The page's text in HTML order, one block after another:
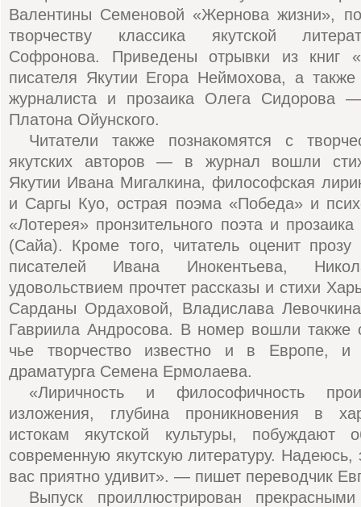
Валентины Семеновой «Жернова жизни»,
творчеству классика якутской
Софронова. Приведены отрывки из книг
писателя Якутии Егора Неймохова, а
журналиста и прозаика Олега Сидорова
Платона Ойунского.
Читатели также познакомятся с
якутских авторов — в журнал вошли
Якутии Ивана Мигалкина, философская
и Саргы Куо, острая поэма «Победа» и
«Лотерея» пронзительного поэта и
(Сайа). Кроме того, читатель оценит прозу
писателей Ивана Инокентьева,
удовольствием прочтет рассказы и стихи
Сарданы Ордаховой, Владислава
Гавриила Андросова. В номер вошли также
чье творчество известно и в Европе, и
драматурга Семена Ермолаева.
«Лиричность и философичность
изложения, глубина проникновения в
истокам якутской культуры, побуждают
современную якутскую литературу. Надеюсь,
вас приятно удивит». — пишет переводчик
Выпуск проиллюстрирован